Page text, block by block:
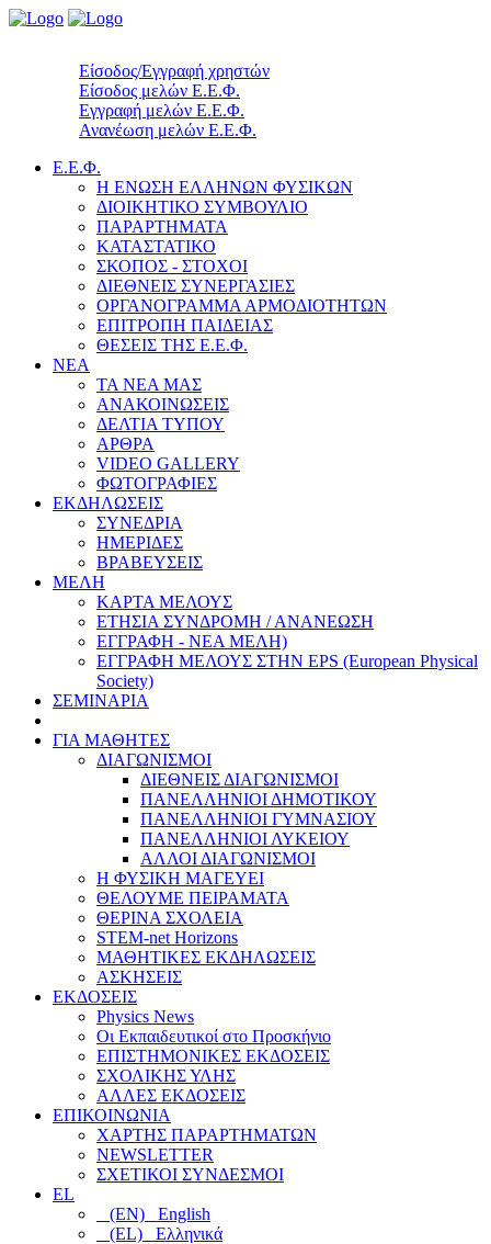
Είσοδος/Εγγραφή χρηστών
Είσοδος μελών Ε.Ε.Φ.
Εγγραφή μελών Ε.Ε.Φ.
Ανανέωση μελών Ε.Ε.Φ.
Ε.Ε.Φ.
Η ΕΝΩΣΗ ΕΛΛΗΝΩΝ ΦΥΣΙΚΩΝ
ΔΙΟΙΚΗΤΙΚΟ ΣΥΜΒΟΥΛΙΟ
ΠΑΡΑΡΤΗΜΑΤΑ
ΚΑΤΑΣΤΑΤΙΚΟ
ΣΚΟΠΟΣ - ΣΤΟΧΟΙ
ΔΙΕΘΝΕΙΣ ΣΥΝΕΡΓΑΣΙΕΣ
ΟΡΓΑΝΟΓΡΑΜΜΑ ΑΡΜΟΔΙΟΤΗΤΩΝ
ΕΠΙΤΡΟΠΗ ΠΑΙΔΕΙΑΣ
ΘΕΣΕΙΣ ΤΗΣ Ε.Ε.Φ.
ΝΕΑ
ΤΑ ΝΕΑ ΜΑΣ
ΑΝΑΚΟΙΝΩΣΕΙΣ
ΔΕΛΤΙΑ ΤΥΠΟΥ
ΑΡΘΡΑ
VIDEO GALLERY
ΦΩΤΟΓΡΑΦΙΕΣ
ΕΚΔΗΛΩΣΕΙΣ
ΣΥΝΕΔΡΙΑ
ΗΜΕΡΙΔΕΣ
ΒΡΑΒΕΥΣΕΙΣ
ΜΕΛΗ
ΚΑΡΤΑ ΜΕΛΟΥΣ
ΕΤΗΣΙΑ ΣΥΝΔΡΟΜΗ / ΑΝΑΝΕΩΣΗ
ΕΓΓΡΑΦΗ - ΝΕΑ ΜΕΛΗ)
ΕΓΓΡΑΦΗ ΜΕΛΟΥΣ ΣΤΗΝ EPS (European Physical
Society)
ΣΕΜΙΝΑΡΙΑ
ΓΙΑ ΜΑΘΗΤΕΣ
ΔΙΑΓΩΝΙΣΜΟΙ
ΔΙΕΘΝΕΙΣ ΔΙΑΓΩΝΙΣΜΟΙ
ΠΑΝΕΛΛΗΝΙΟΙ ΔΗΜΟΤΙΚΟΥ
ΠΑΝΕΛΛΗΝΙΟΙ ΓΥΜΝΑΣΙΟΥ
ΠΑΝΕΛΛΗΝΙΟΙ ΛΥΚΕΙΟΥ
ΑΛΛΟΙ ΔΙΑΓΩΝΙΣΜΟΙ
Η ΦΥΣΙΚΗ ΜΑΓΕΥΕΙ
ΘΕΛΟΥΜΕ ΠΕΙΡΑΜΑΤΑ
ΘΕΡΙΝΑ ΣΧΟΛΕΙΑ
STEM-net Horizons
ΜΑΘΗΤΙΚΕΣ ΕΚΔΗΛΩΣΕΙΣ
ΑΣΚΗΣΕΙΣ
ΕΚΔΟΣΕΙΣ
Physics News
Οι Εκπαιδευτικοί στο Προσκήνιο
ΕΠΙΣΤΗΜΟΝΙΚΕΣ ΕΚΔΟΣΕΙΣ
ΣΧΟΛΙΚΗΣ ΥΛΗΣ
ΑΛΛΕΣ ΕΚΔΟΣΕΙΣ
ΕΠΙΚΟΙΝΩΝΙΑ
ΧΑΡΤΗΣ ΠΑΡΑΡΤΗΜΑΤΩΝ
NEWSLETTER
ΣΧΕΤΙΚΟΙ ΣΥΝΔΕΣΜΟΙ
EL
(EN) English
(EL) Ελληνικά